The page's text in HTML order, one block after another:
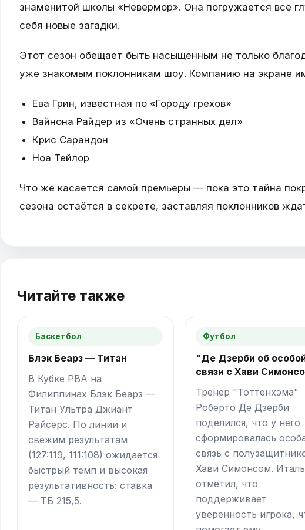
знаменитой школы «Невермор». Она погружается всё
себя новые загадки.
Этот сезон обещает быть насыщенным не только
уже знакомым поклонникам шоу. Компанию на экране
Ева Грин, известная по «Городу грехов»
Вайнона Райдер из «Очень странных дел»
Крис Сарандон
Ноа Тейлор
Что же касается самой премьеры — пока это тайна
сезона остаётся в секрете, заставляя поклонников
Читайте также
Баскетбол
Блэк Беарз — Титан
В Кубке PBA на
Филиппинах Блэк Беарз —
Титан Ультра Джиант
Райсерс. По линии и
свежим результатам
(127:119, 111:108) ожидается
быстрый темп и высокая
результативность: ставка
— ТБ 215,5.
Футбол
"Де Дзерби об
связи с Хави
Тренер "Тоттенхэма"
Роберто Де Дзерби
поделился, что у него
сформировалась
связь с
Хави Симонсом.
отметил, что
поддерживает
уверенность игрока,